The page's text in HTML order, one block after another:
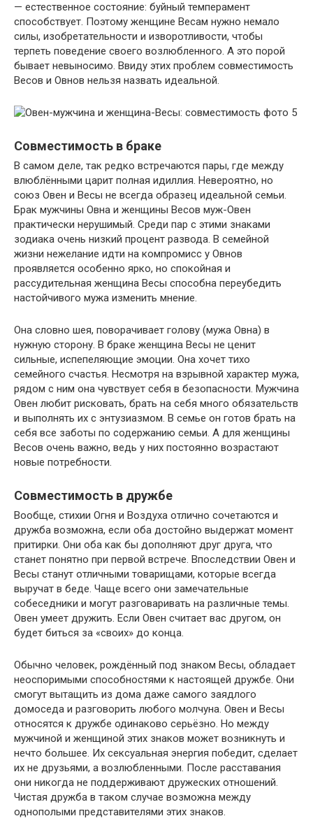
— естественное состояние: буйный темперамент
способствует. Поэтому женщине Весам нужно немало
силы, изобретательности и изворотливости, чтобы
терпеть поведение своего возлюбленного. А это порой
бывает невыносимо. Ввиду этих проблем совместимость
Весов и Овнов нельзя назвать идеальной.
Совместимость в браке
В самом деле, так редко встречаются пары, где между
влюблёнными царит полная идиллия. Невероятно, но
союз Овен и Весы не всегда образец идеальной семьи.
Брак мужчины Овна и женщины Весов муж-Овен
практически нерушимый. Среди пар с этими знаками
зодиака очень низкий процент развода. В семейной
жизни нежелание идти на компромисс у Овнов
проявляется особенно ярко, но спокойная и
рассудительная женщина Весы способна переубедить
настойчивого мужа изменить мнение.
Она словно шея, поворачивает голову (мужа Овна) в
нужную сторону. В браке женщина Весы не ценит
сильные, испепеляющие эмоции. Она хочет тихо
семейного счастья. Несмотря на взрывной характер мужа,
рядом с ним она чувствует себя в безопасности. Мужчина
Овен любит рисковать, брать на себя много обязательств
и выполнять их с энтузиазмом. В семье он готов брать на
себя все заботы по содержанию семьи. А для женщины
Весов очень важно, ведь у них постоянно возрастают
новые потребности.
Совместимость в дружбе
Вообще, стихии Огня и Воздуха отлично сочетаются и
дружба возможна, если оба достойно выдержат момент
притирки. Они оба как бы дополняют друг друга, что
станет понятно при первой встрече. Впоследствии Овен и
Весы станут отличными товарищами, которые всегда
выручат в беде. Чаще всего они замечательные
собеседники и могут разговаривать на различные темы.
Овен умеет дружить. Если Овен считает вас другом, он
будет биться за «своих» до конца.
Обычно человек, рождённый под знаком Весы, обладает
неоспоримыми способностями к настоящей дружбе. Они
смогут вытащить из дома даже самого заядлого
домоседа и разговорить любого молчуна. Овен и Весы
относятся к дружбе одинаково серьёзно. Но между
мужчиной и женщиной этих знаков может возникнуть и
нечто большее. Их сексуальная энергия победит, сделает
их не друзьями, а возлюбленными. После расставания
они никогда не поддерживают дружеских отношений.
Чистая дружба в таком случае возможна между
однополыми представителями этих знаков.